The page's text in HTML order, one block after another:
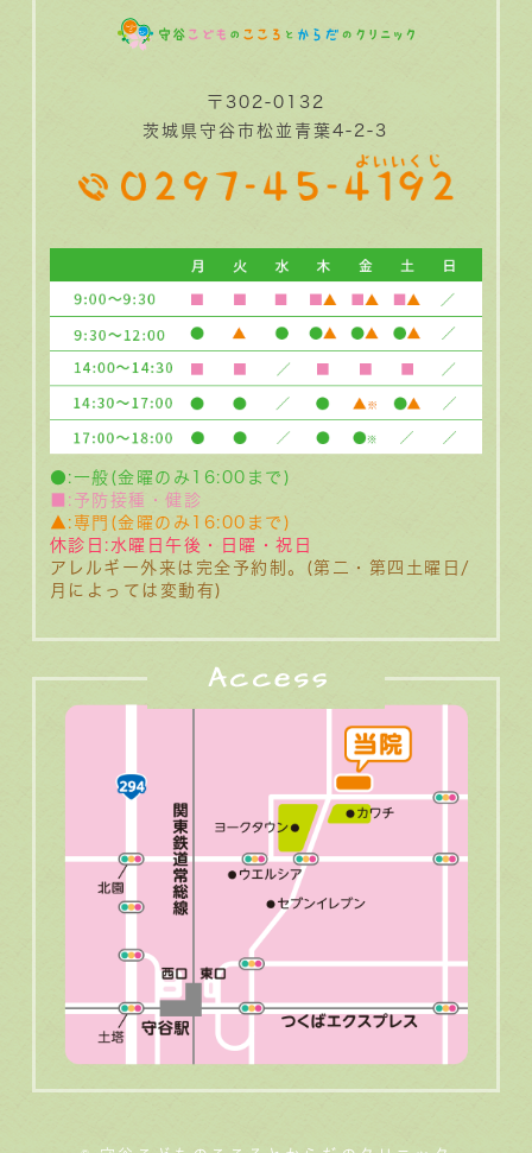
〒302-0132
茨城県守谷市松並青葉4-2-3
●:一般(金曜のみ16:00まで)
■:予防接種・健診
▲:専門(金曜のみ16:00まで)
休診日:水曜日午後・日曜・祝日
アレルギー外来は完全予約制。(第二・第四土曜日/
月によっては変動有)